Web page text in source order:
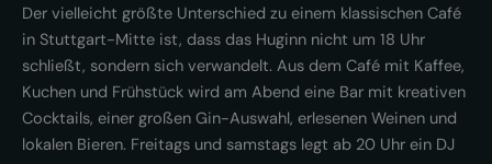
Der vielleicht größte Unterschied zu einem klassischen Café
in Stuttgart-Mitte ist, dass das Huginn nicht um 18 Uhr
schließt, sondern sich verwandelt. Aus dem Café mit Kaffee,
Kuchen und Frühstück wird am Abend eine Bar mit kreativen
Cocktails, einer großen Gin-Auswahl, erlesenen Weinen und
lokalen Bieren. Freitags und samstags legt ab 20 Uhr ein DJ